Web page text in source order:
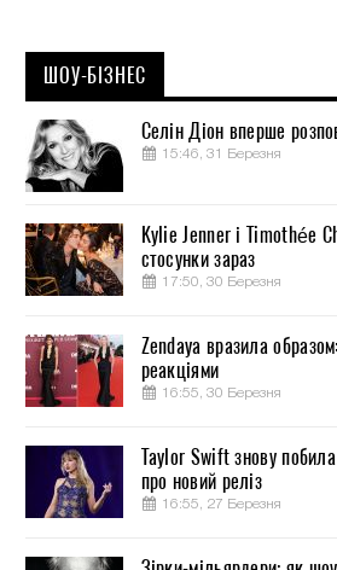
ШОУ-БІЗНЕС
Селін Діон вперше
15:46, 31 Березня
Kylie Jenner і Timothée
стосунки зараз
17:50, 30 Березня
Zendaya вразила
реакціями
16:55, 30 Березня
Taylor Swift знову
про новий реліз
16:55, 27 Березня